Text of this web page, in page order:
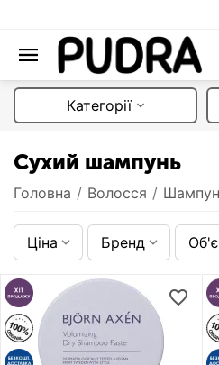
Категорії
Сухий шампунь
Головна / Волосся /
Ціна Бренд